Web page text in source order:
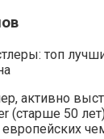
активно
(старше 50